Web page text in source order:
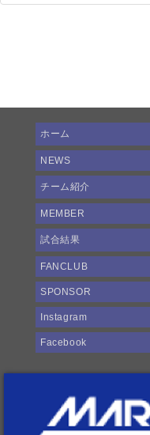
ホーム
NEWS
チーム紹介
MEMBER
試合結果
FANCLUB
SPONSOR
Instagram
Facebook